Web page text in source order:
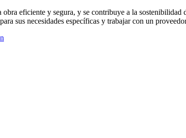
eficiente y segura, y se contribuye a la
sus necesidades específicas y trabajar con un